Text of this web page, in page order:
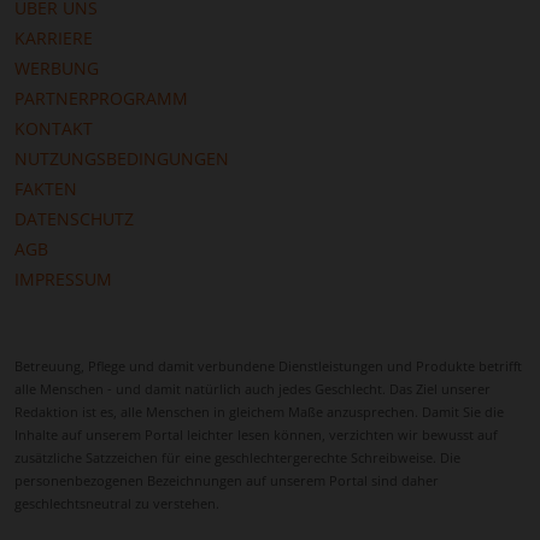
individuell abgestimmte Betreuung im eigenen
Zuhause sicherstellt.
Die überschaubare Größe der Stadt schafft ein
Umfeld, in dem Pflegebedürftige weiterhin soziale
Kontakte pflegen können. Kontakte zu Nachbarn,
Freunden oder Vereinen bleiben möglich, während
die Betreuungskraft den Alltag strukturiert und
sicherstellt, dass alltägliche Abläufe reibungslos
verlaufen. Diese Verbindung aus professioneller
Seelow verfügt über eine funktionierende
und therapeutische Einrichtungen sind gut
erreichbar, sodass Betreuungskräfte bei
Arztbesuchen begleiten, Rezepte organisieren oder
ÜBER UNS
KARRIERE
WERBUNG
PARTNERPROGRAMM
KONTAKT
NUTZUNGSBEDINGUNGEN
FAKTEN
DATENSCHUTZ
AGB
IMPRESSUM
Betreuung, Pflege und damit verbundene Dienstleistungen und Produkte betrifft
alle Menschen - und damit natürlich auch jedes Geschlecht. Das Ziel unserer
Redaktion ist es, alle Menschen in gleichem Maße anzusprechen. Damit Sie die
Inhalte auf unserem Portal leichter lesen können, verzichten wir bewusst auf
zusätzliche Satzzeichen für eine geschlechtergerechte Schreibweise. Die
personenbezogenen Bezeichnungen auf unserem Portal sind daher
geschlechtsneutral zu verstehen.